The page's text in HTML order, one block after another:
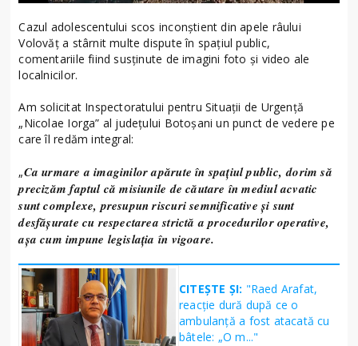
Cazul adolescentului scos inconștient din apele râului
Volovăț a stârnit multe dispute în spațiul public,
comentariile fiind susținute de imagini foto și video ale
localnicilor.
Am solicitat Inspectoratului pentru Situații de Urgență
„Nicolae Iorga” al județului Botoșani un punct de vedere pe
care îl redăm integral:
„Ca urmare a imaginilor apărute în spațiul public, dorim să
precizăm faptul că misiunile de căutare în mediul acvatic
sunt complexe, presupun riscuri semnificative și sunt
desfășurate cu respectarea strictă a procedurilor operative,
așa cum impune legislația în vigoare.
CITEȘTE ȘI: "Raed Arafat,
reacție dură după ce o
ambulanță a fost atacată cu
bâtele: „O m..."